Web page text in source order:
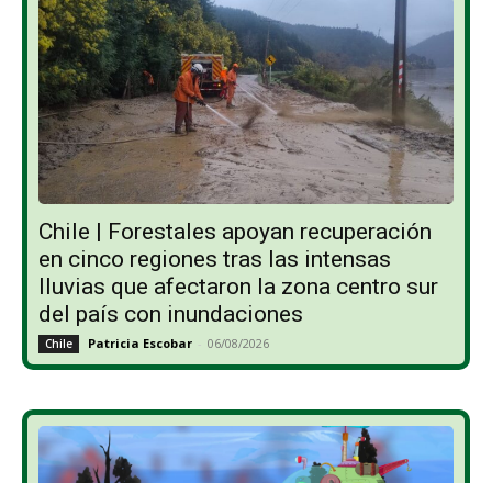
Chile | Forestales apoyan recuperación
en cinco regiones tras las intensas
lluvias que afectaron la zona centro sur
del país con inundaciones
Chile Patricia Escobar - 06/08/2026